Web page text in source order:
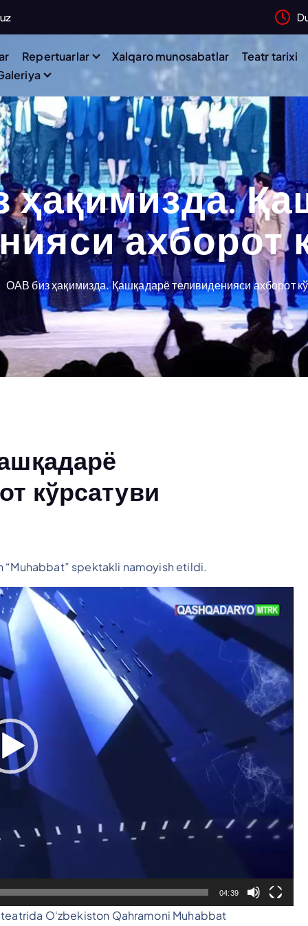
Repertuarlar Xalqaro munosabatlar
Teatr tarixi
ахборот
ОАВ биз ҳақимизда. Қашқадарё теливиденияси ахборот
кўрсатуви
spektakli namoyish etildi.
04:39
O‘zbekiston Qahramoni Muhabbat